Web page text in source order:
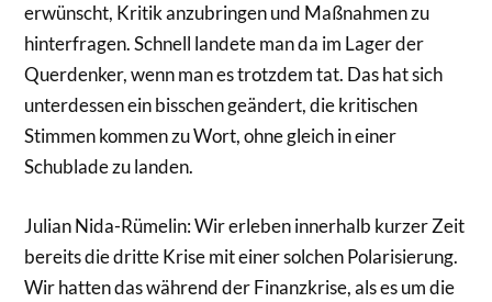
erwünscht, Kritik anzubringen und Maßnahmen zu
hinterfragen. Schnell landete man da im Lager der
Querdenker, wenn man es trotzdem tat. Das hat sich
unterdessen ein bisschen geändert, die kritischen
Stimmen kommen zu Wort, ohne gleich in einer
Schublade zu landen.
Julian Nida-Rümelin: Wir erleben innerhalb kurzer Zeit
bereits die dritte Krise mit einer solchen Polarisierung.
Wir hatten das während der Finanzkrise, als es um die